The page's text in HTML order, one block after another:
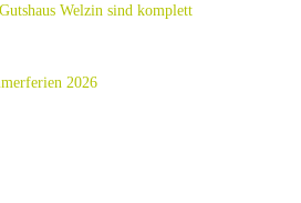
Welzin sind komplett
2026